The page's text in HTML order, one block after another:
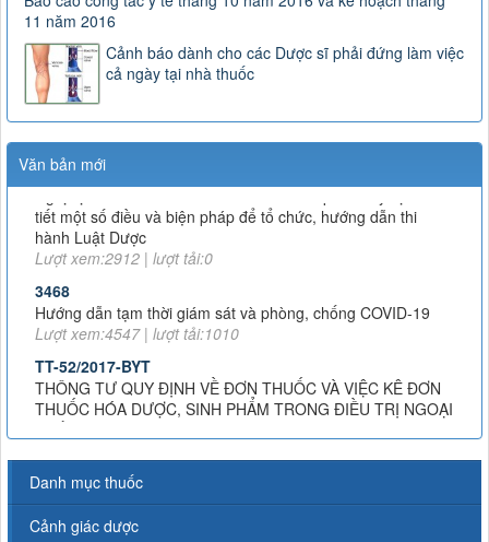
11 năm 2016
Cảnh báo dành cho các Dược sĩ phải đứng làm việc
cả ngày tại nhà thuốc
Văn bản mới
163/2025/NĐ-CP
tiết một số điều và biện pháp để tổ chức, hướng dẫn thi
hành Luật Dược
Lượt xem:2912 | lượt tải:0
3468
Hướng dẫn tạm thời giám sát và phòng, chống COVID-19
Lượt xem:4547 | lượt tải:1010
TT-52/2017-BYT
THÔNG TƯ QUY ĐỊNH VỀ ĐƠN THUỐC VÀ VIỆC KÊ ĐƠN
THUỐC HÓA DƯỢC, SINH PHẨM TRONG ĐIỀU TRỊ NGOẠI
TRÚ
Lượt xem:8019 | lượt tải:1383
51/2017/TT-BYT
THÔNG TƯ HƯỚNG DẪN PHÒNG, CHẨN ĐOÁN VÀ XỬ TRÍ
PHẢN VỆ
Lượt xem:11753 | lượt tải:2327
43-2007-QĐ-BYT
Danh mục thuốc
Cảnh giác dược